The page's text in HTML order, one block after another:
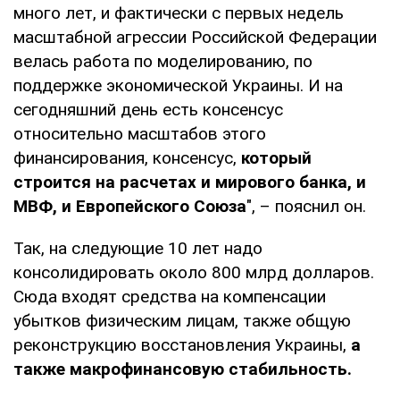
много лет, и фактически с первых недель
масштабной агрессии Российской Федерации
велась работа по моделированию, по
поддержке экономической Украины. И на
сегодняшний день есть консенсус
относительно масштабов этого
финансирования, консенсус, который
строится на расчетах и мирового банка, и
МВФ, и Европейского Союза", – пояснил он.
Так, на следующие 10 лет надо
консолидировать около 800 млрд долларов.
Сюда входят средства на компенсации
убытков физическим лицам, также общую
реконструкцию восстановления Украины, а
также макрофинансовую стабильность.